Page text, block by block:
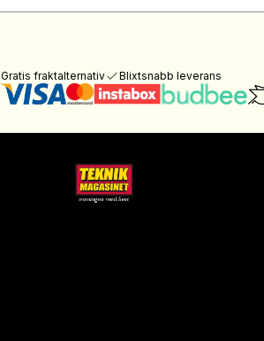
Gratis fraktalternativ Blixtsnabb leverans